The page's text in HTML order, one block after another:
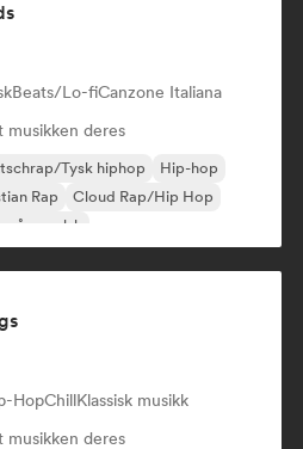
Beats/Lo-fiCanzone Italiana
musikken deres
Tysk hiphop
Hip-hop
Rap
Cloud Rap/Hip Hop
på engelsk
HopChillKlassisk musikk
musikken deres